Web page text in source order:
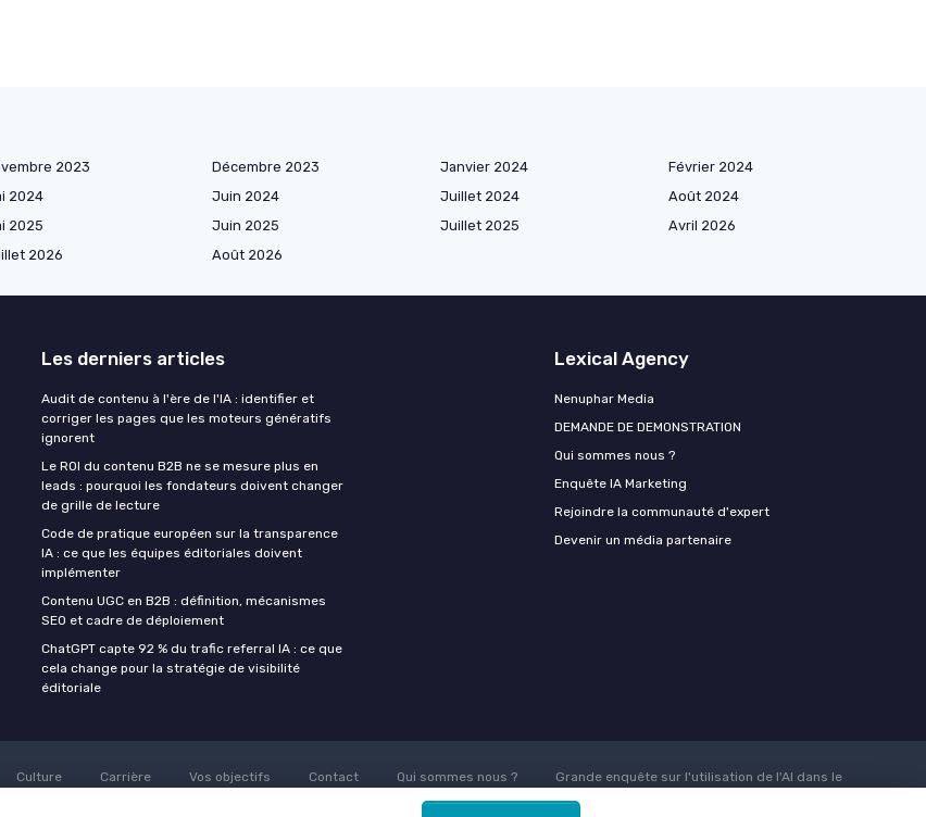
2023 Décembre 2023 Janvier 2024
Février 2024
2024 Juin 2024 Juillet 2024
Août 2024
2025 Juin 2025 Juillet 2025
Avril 2026
2026 Août 2026
Les derniers articles
Audit de contenu à l'ère de l'IA : identifier et
corriger les pages que les moteurs génératifs
ignorent
Le ROI du contenu B2B ne se mesure plus en
leads : pourquoi les fondateurs doivent changer
de grille de lecture
Code de pratique européen sur la transparence
IA : ce que les équipes éditoriales doivent
implémenter
Contenu UGC en B2B : définition, mécanismes
SEO et cadre de déploiement
ChatGPT capte 92 % du trafic referral IA : ce que
cela change pour la stratégie de visibilité
éditoriale
Lexical Agency
Nenuphar Media
DEMANDE DE DEMONSTRATION
Qui sommes nous ?
Enquête IA Marketing
Rejoindre la communauté d'expert
Devenir un média partenaire
Culture Carrière Vos objectifs Contact Qui sommes nous ?
Grande enquête sur l'utilisation de l'AI dans le